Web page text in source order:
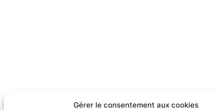
Gérer le consentement aux cookies